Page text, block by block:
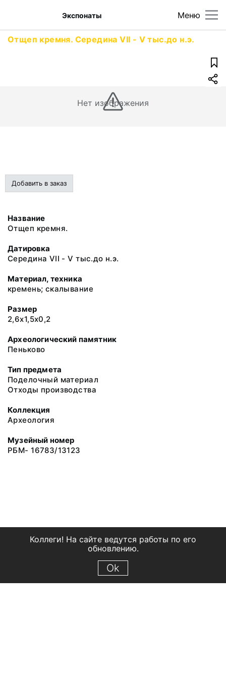
Меню
Экспонаты
Отщеп кремня. Середина VII - V тыс.до н.э.
Нет изображения
Добавить в заказ
Название
Отщеп кремня.
Датировка
Середина VII - V тыс.до н.э.
Материал, техника
кремень; скалывание
Размер
2,6х1,5х0,2
Археологический памятник
Пеньково
Тип предмета
Поделочный материал
Отходы производства
Коллекция
Археология
Музейный номер
РБМ- 16783/13123
Коллеги! На сайте ведутся работы по его
обновлению.
Ok